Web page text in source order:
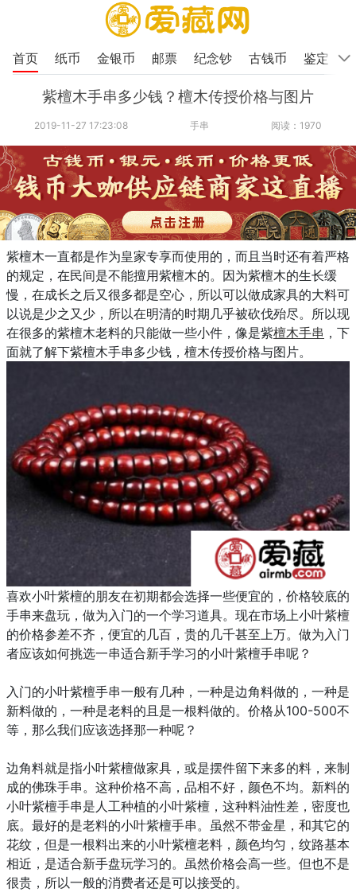
首页 纸币 金银币 邮票 纪念钞 古钱币 鉴定
紫檀木手串多少钱？檀木传授价格与图片
2019-11-27 17:23:08 手串 阅读：1970
紫檀木一直都是作为皇家专享而使用的，而且当时还有着严格
的规定，在民间是不能擅用紫檀木的。因为紫檀木的生长缓
慢，在成长之后又很多都是空心，所以可以做成家具的大料可
以说是少之又少，所以在明清的时期几乎被砍伐殆尽。所以现
在很多的紫檀木老料的只能做一些小件，像是紫檀木手串 ，下
面就了解下紫檀木手串多少钱，檀木传授价格与图片。
喜欢小叶紫檀的朋友在初期都会选择一些便宜的，价格较底的
手串来盘玩，做为入门的一个学习道具。现在市场上小叶紫檀
的价格参差不齐，便宜的几百，贵的几千甚至上万。做为入门
者应该如何挑选一串适合新手学习的小叶紫檀手串呢？
入门的小叶紫檀手串一般有几种，一种是边角料做的，一种是
新料做的，一种是老料的且是一根料做的。价格从100-500不
等，那么我们应该选择那一种呢？
边角料就是指小叶紫檀做家具，或是摆件留下来多的料，来制
成的佛珠手串。这种价格不高，品相不好，颜色不均。新料的
小叶紫檀手串是人工种植的小叶紫檀，这种料油性差，密度也
底。最好的是老料的小叶紫檀手串。虽然不带金星，和其它的
花纹，但是一根料出来的小叶紫檀老料，颜色均匀，纹路基本
相近，是适合新手盘玩学习的。虽然价格会高一些。但也不是
很贵，所以一般的消费者还是可以接受的。